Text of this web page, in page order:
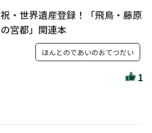
祝・世界遺産登録！「飛鳥・藤原
の宮都」関連本
ほんとのであいのおてつだい
1